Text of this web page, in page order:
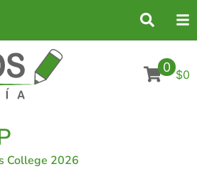
0 $0
College 2026